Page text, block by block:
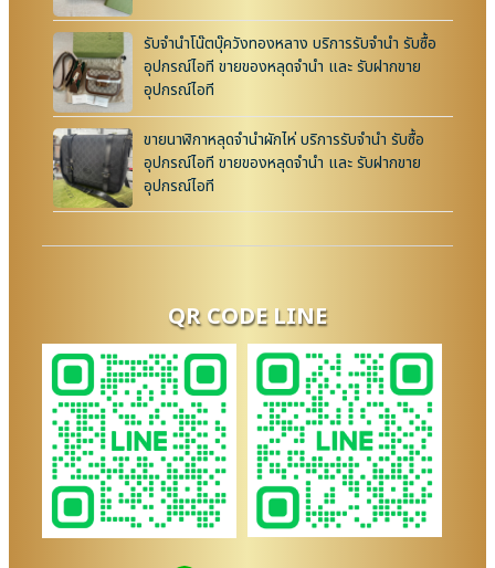
รับจำนำโน๊ตบุ๊ควังทองหลาง บริการรับจำนำ รับซื้อ
อุปกรณ์ไอที ขายของหลุดจำนำ และ รับฝากขาย
อุปกรณ์ไอที
ขายนาฬิกาหลุดจำนำผักไห่ บริการรับจำนำ รับซื้อ
อุปกรณ์ไอที ขายของหลุดจำนำ และ รับฝากขาย
อุปกรณ์ไอที
QR CODE LINE